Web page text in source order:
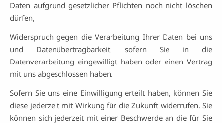
Daten aufgrund gesetzlicher Pflichten noch nicht löschen
dürfen,
Widerspruch gegen die Verarbeitung Ihrer Daten bei uns
und Datenübertragbarkeit, sofern Sie in die
Datenverarbeitung eingewilligt haben oder einen Vertrag
mit uns abgeschlossen haben.
Sofern Sie uns eine Einwilligung erteilt haben, können Sie
diese jederzeit mit Wirkung für die Zukunft widerrufen. Sie
können sich jederzeit mit einer Beschwerde an die für Sie